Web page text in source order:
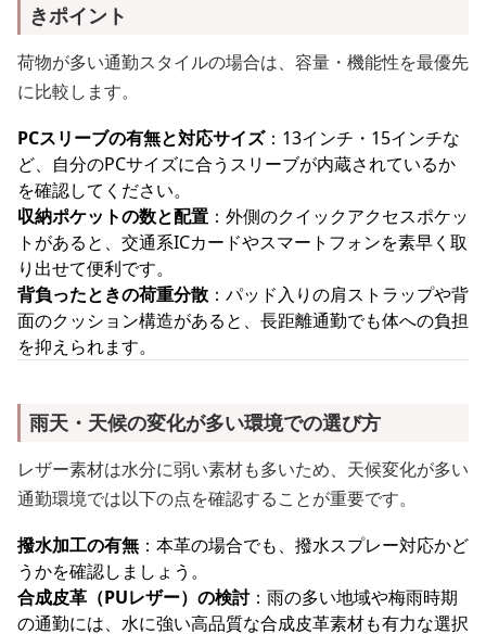
きポイント
荷物が多い通勤スタイルの場合は、容量・機能性を最優先
に比較します。
PCスリーブの有無と対応サイズ：13インチ・15インチな
ど、自分のPCサイズに合うスリーブが内蔵されているか
を確認してください。
収納ポケットの数と配置 ：外側のクイックアクセスポケッ
トがあると、交通系ICカードやスマートフォンを素早く取
り出せて便利です。
背負ったときの荷重分散 ：パッド入りの肩ストラップや背
面のクッション構造があると、長距離通勤でも体への負担
を抑えられます。
雨天・天候の変化が多い環境での選び方
レザー素材は水分に弱い素材も多いため、天候変化が多い
通勤環境では以下の点を確認することが重要です。
撥水加工の有無 ：本革の場合でも、撥水スプレー対応かど
うかを確認しましょう。
合成皮革（PUレザー）の検討：雨の多い地域や梅雨時期
の通勤には、水に強い高品質な合成皮革素材も有力な選択